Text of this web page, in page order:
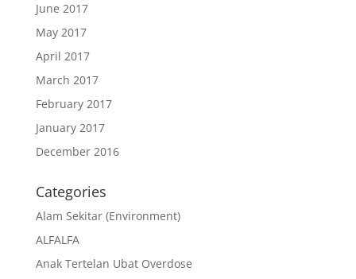
June 2017
May 2017
April 2017
March 2017
February 2017
January 2017
December 2016
Categories
Alam Sekitar (Environment)
ALFALFA
Anak Tertelan Ubat Overdose